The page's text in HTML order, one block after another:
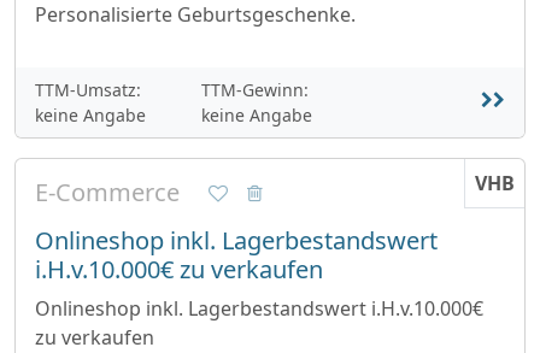
Personalisierte Geburtsgeschenke.
TTM-Umsatz:
keine Angabe
TTM-Gewinn:
keine Angabe
VHB
E-Commerce
Onlineshop inkl. Lagerbestandswert
i.H.v.10.000€ zu verkaufen
Onlineshop inkl. Lagerbestandswert i.H.v.10.000€
zu verkaufen